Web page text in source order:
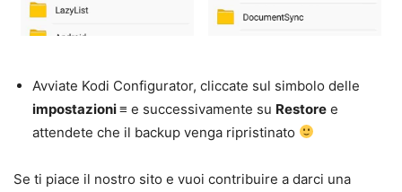
Avviate Kodi Configurator, cliccate sul simbolo delle
impostazioni ≡ e successivamente su Restore e
attendete che il backup venga ripristinato
Se ti piace il nostro sito e vuoi contribuire a darci una